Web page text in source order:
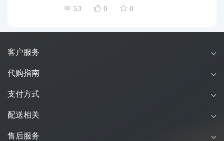
指南
53 0 0
客户服务
代购指南
支付方式
配送相关
售后服务